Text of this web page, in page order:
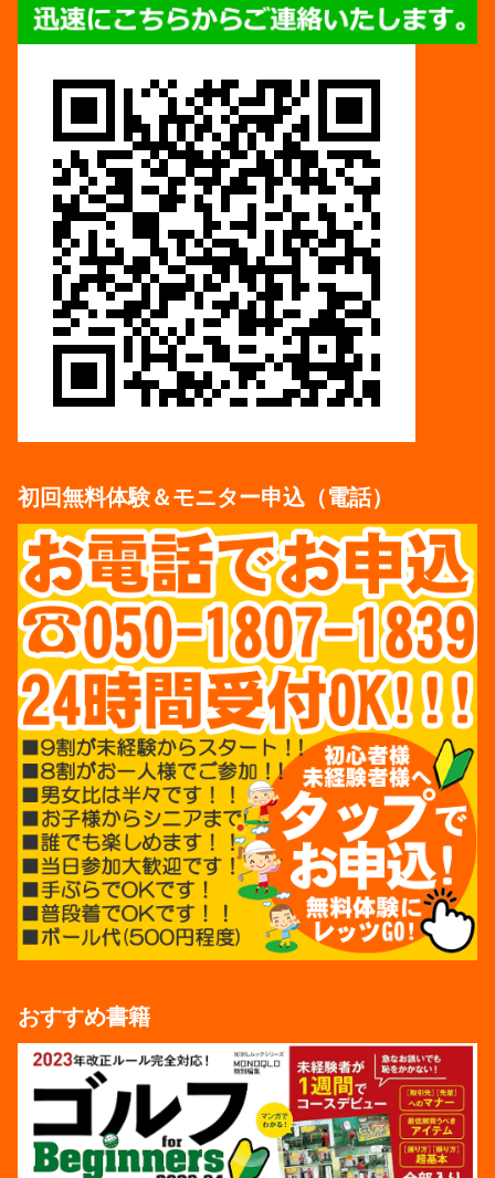
初回無料体験＆モニター申込（電話）
おすすめ書籍